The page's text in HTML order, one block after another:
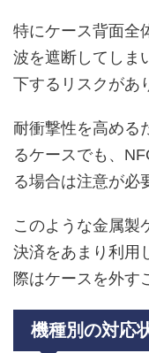
特にケース背面全
波を遮断してしま
下するリスクがあ
耐衝撃性を高める
るケースでも、
る場合は注意が必
このような金属製
決済をあまり利用
際はケースを外す
機種別の対応